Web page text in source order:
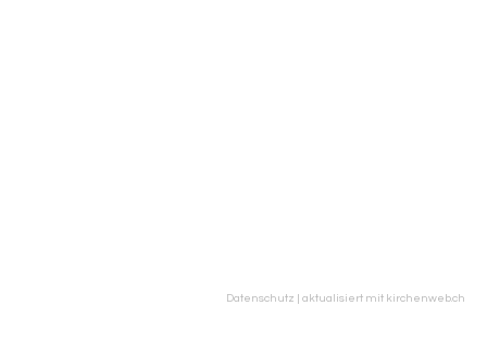
Datenschutz | aktualisiert mit kirchenweb.ch